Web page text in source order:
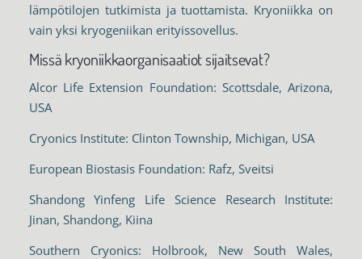
lämpötilojen tutkimista ja tuottamista. Kryoniikka on
vain yksi kryogeniikan erityissovellus.
Missä kryoniikkaorganisaatiot sijaitsevat?
Alcor Life Extension Foundation: Scottsdale, Arizona,
USA
Cryonics Institute: Clinton Township, Michigan, USA
European Biostasis Foundation: Rafz, Sveitsi
Shandong Yinfeng Life Science Research Institute:
Jinan, Shandong, Kiina
Southern Cryonics: Holbrook, New South Wales,